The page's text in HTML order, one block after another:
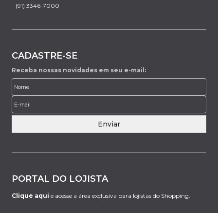
(91) 3346-7000
CADASTRE-SE
Receba nossas novidades em seu e-mail:
Enviar
PORTAL DO LOJISTA
Clique aqui e acesse a área exclusiva para lojistas do Shopping.